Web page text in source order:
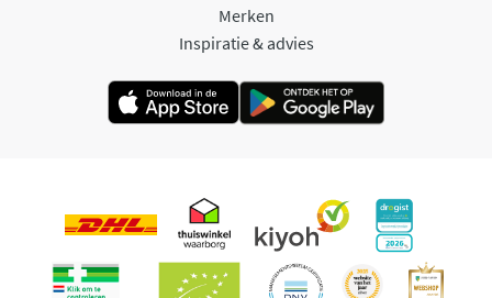
Merken
Inspiratie & advies